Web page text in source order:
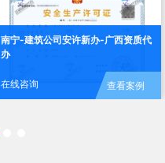
南宁-建筑公司安许新办-广西资质代
办
在线咨询 查看案例